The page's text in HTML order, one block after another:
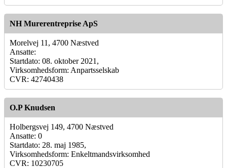
NH Murerentreprise ApS
Morelvej 11, 4700 Næstved
Ansatte:
Startdato: 08. oktober 2021,
Virksomhedsform: Anpartsselskab
CVR: 42740438
O.P Knudsen
Holbergsvej 149, 4700 Næstved
Ansatte: 0
Startdato: 28. maj 1985,
Virksomhedsform: Enkeltmandsvirksomhed
CVR: 10230705